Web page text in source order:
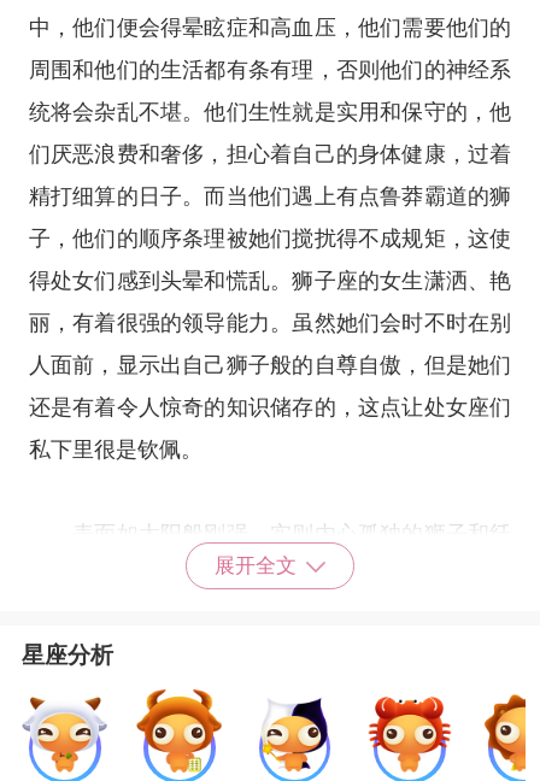
中，他们便会得晕眩症和高血压，他们需要他们的
周围和他们的生活都有条有理，否则他们的神经系
统将会杂乱不堪。他们生性就是实用和保守的，他
们厌恶浪费和奢侈，担心着自己的身体健康，过着
精打细算的日子。而当他们遇上有点鲁莽霸道的狮
子，他们的顺序条理被她们搅扰得不成规矩，这使
得处女们感到头晕和慌乱。狮子座的女生潇洒、艳
丽，有着很强的领导能力。虽然她们会时不时在别
人面前，显示出自己狮子般的自尊自傲，但是她们
还是有着令人惊奇的知识储存的，这点让处女座们
私下里很是钦佩。
表面如太阳般刚强，实则内心孤独的狮子和纤
细文雅显露于外的处女，光从性格分析上看，好像
性都比较强，可以将处女们收入到自己的保护圈
中。在生活中，处女座会是狮子们最佳的幕僚和执
行计划的好帮手，只要狮子们懂得将自己大女人的
展开全文
星座分析